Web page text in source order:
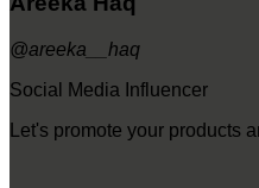
@areeka__haq
Social Media Influencer
Let's promote your products